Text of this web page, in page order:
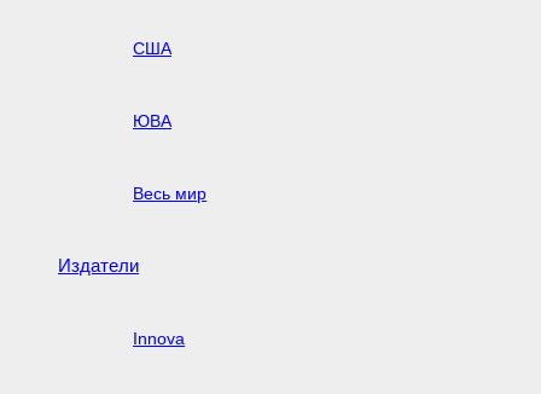
США
ЮВА
Весь мир
Издатели
Innova